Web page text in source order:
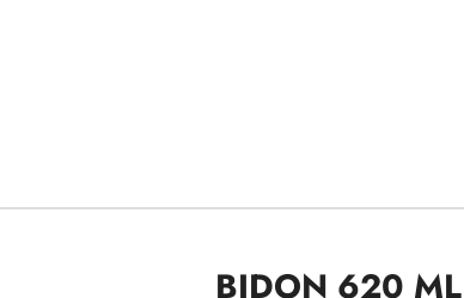
BIDON 620